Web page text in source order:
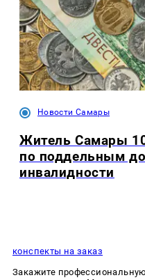
Новости Самары
Житель Самары
по поддельным
инвалидности
конспекты на заказ
Закажите